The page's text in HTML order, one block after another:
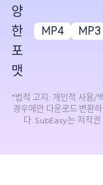
양
한
포
맷
MP4 MP3
*법적 고지: 개인적 사용/
경우에만 다운로드·변환
다. SubEasy는 저작